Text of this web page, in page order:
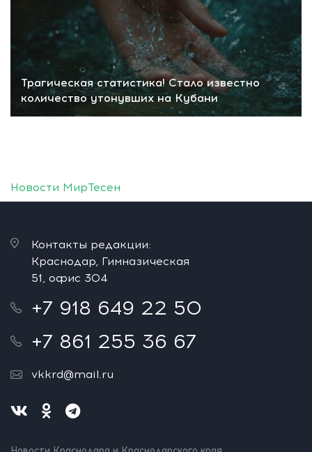
Трагическая статистика! Стало известно
количество утонувших на Кубани
Новости МирТесен
Контакты редакции:
Краснодар, Гимназическая
51, офис 304
+7 918 649 22 50
+7 861 255 36 67
vkkrd@mail.ru